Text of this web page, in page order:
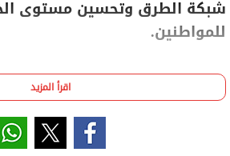
شبكة الطرق وتحسين مستوى
للمواطنين.
ويأتي ذلك تنفيذًا لتوجيهات اللواء
المنوفية بالمتابعة الميدانية
وسرعة الانتهاء من المشروعات.
اقرأ المزيد